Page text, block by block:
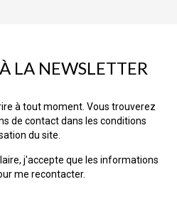
LA NEWSLETTER
à tout moment. Vous trouverez
de contact dans les conditions
du site.
j'accepte que les informations
me recontacter.